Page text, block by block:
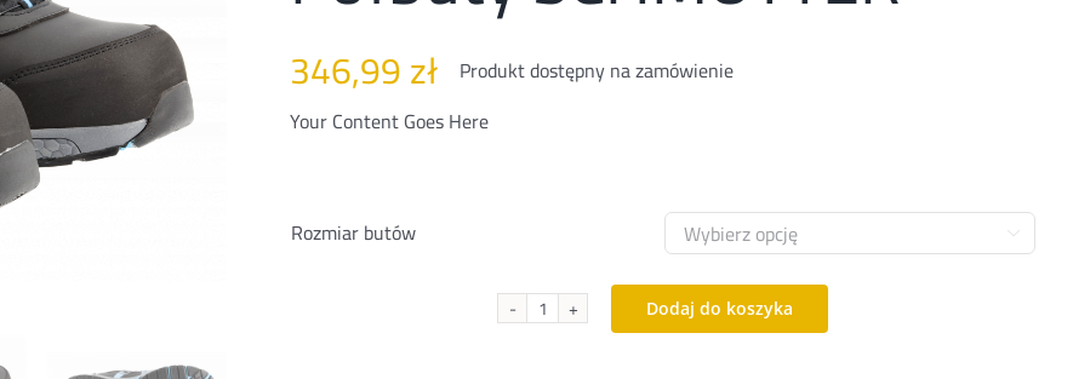
346,99zł
Produkt dostępny na zamówienie
Your Content Goes Here
Rozmiar butów 
ilość
Dodaj do koszyka